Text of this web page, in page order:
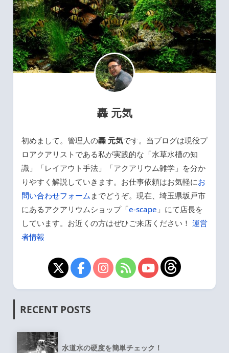
轟 元気
初めまして。管理人の轟 元気です。当ブログは現役プ
ロアクアリストである私が実践的な「水草水槽の知
識」「レイアウト手法」「アクアリウム雑学」を分か
りやすく解説していきます。お仕事依頼はお気軽にお
問い合わせフォーム までどうぞ。現在、埼玉県坂戸市
にあるアクアリウムショップ「e-scape 」にて店長を
しています。お近くの方はぜひご来店ください！ 運営
者情報
RECENT POSTS
水道水の硬度を簡単チェック！